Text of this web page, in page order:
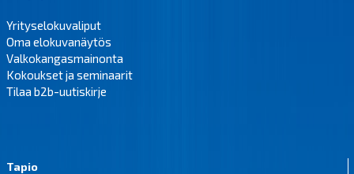
Yrityselokuvaliput
Oma elokuvanäytös
Valkokangasmainonta
Kokoukset ja seminaarit
Tilaa b2b-uutiskirje
Tapio